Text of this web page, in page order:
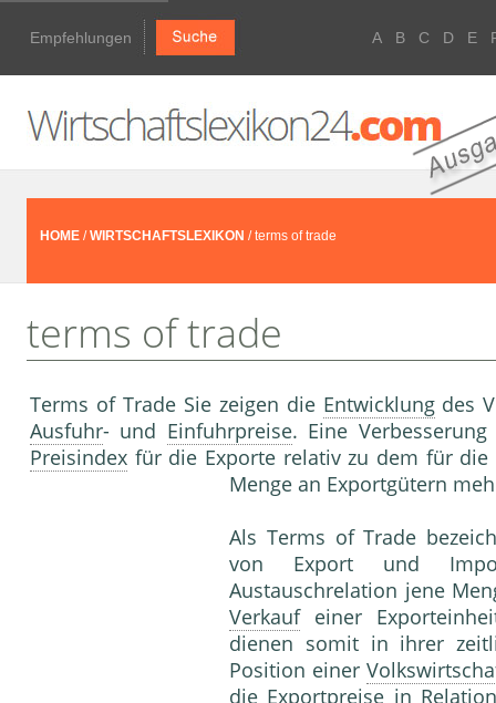
Empfehlungen A B C D E
HOME /WIRTSCHAFTSLEXIKON / terms of trade
terms of trade
Terms of Trade Sie zeigen die Entwicklungdes
Ausfuhr- und Einfuhrpreise. Eine
Preisindex für die Exporte relativ zu dem für
Menge an Exportgütern
Als Terms of Trade
von Export und
Austauschrelation jene
Verkaufeiner
dienen somit in ihrer
Position einer
die Exportpreise in